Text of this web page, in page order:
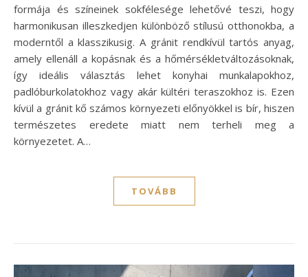
formája és színeinek sokfélesége lehetővé teszi, hogy
harmonikusan illeszkedjen különböző stílusú otthonokba, a
moderntől a klasszikusig. A gránit rendkívül tartós anyag,
amely ellenáll a kopásnak és a hőmérsékletváltozásoknak,
így ideális választás lehet konyhai munkalapokhoz,
padlóburkolatokhoz vagy akár kültéri teraszokhoz is. Ezen
kívül a gránit kő számos környezeti előnyökkel is bír, hiszen
természetes eredete miatt nem terheli meg a
környezetet. A…
TOVÁBB